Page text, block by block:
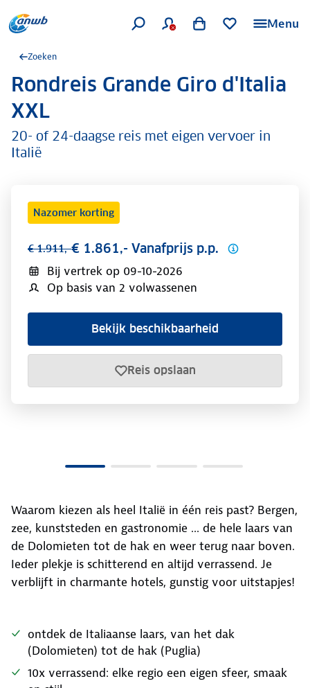
Menu
Zoeken
.Rondreis Grande Giro d'Italia
XXL
20- of 24-daagse reis met eigen vervoer in
Italië
Nazomer korting
€ 1.911,-€ 1.861,- Vanafprijs p.p.
Bij vertrek op 09-10-2026
Op basis van 2 volwassenen
Bekijk beschikbaarheid
Reis opslaan
Waarom kiezen als heel Italië in één reis past? Bergen,
zee, kunststeden en gastronomie ... de hele laars van
de Dolomieten tot de hak en weer terug naar boven.
Ieder plekje is schitterend en altijd verrassend. Je
verblijft in charmante hotels, gunstig voor uitstapjes!
ontdek de Italiaanse laars, van het dak
(Dolomieten) tot de hak (Puglia)
10x verrassend: elke regio een eigen sfeer, smaak